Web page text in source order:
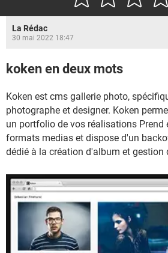
La Rédac
30 mai 2022 18:47
koken en deux mots
Koken est cms gallerie photo,
photographe et designer. Koken
un portfolio de vos réalisations Prend
formats medias et dispose d'un
dédié à la création d'album et gestion